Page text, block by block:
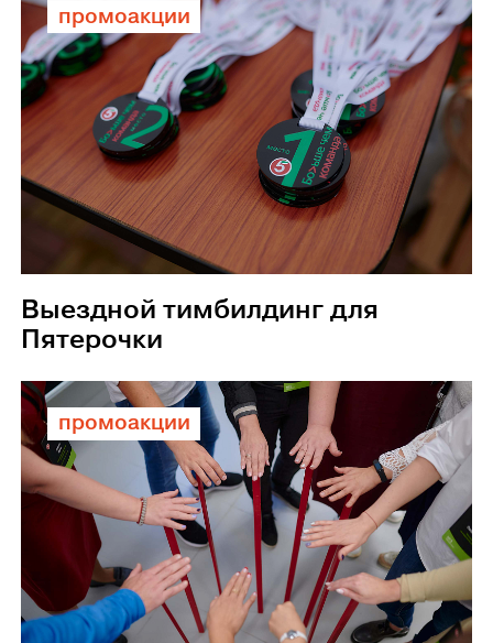
промоакции
Выездной тимбилдинг для
Пятерочки
промоакции